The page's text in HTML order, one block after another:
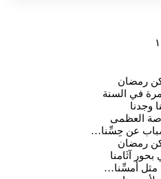
رمضان
في السنة
العظمى
عن حِسِّنا…
رمضان
آثَامنا
أمسِّنا…